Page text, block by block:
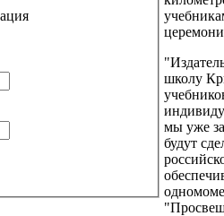
школу
мы уже
будут